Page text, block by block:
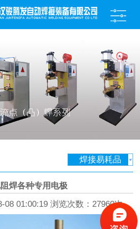
焊接易耗品
焊各种专用电极
08 01:00:19 浏览次数：27960次